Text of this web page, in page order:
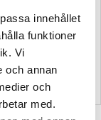
innehållet
funktioner
Vi
och annan
och
med.
är
allt